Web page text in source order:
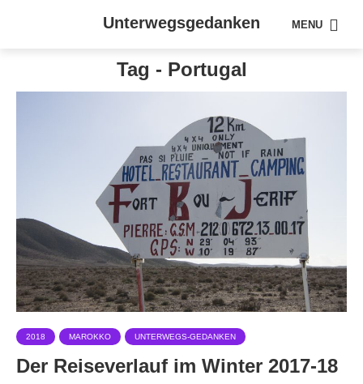
Unterwegsgedanken MENU
Tag - Portugal
2018 MAROKKO UNTERWEGS-GEDANKEN
Der Reiseverlauf im Winter 2017-18